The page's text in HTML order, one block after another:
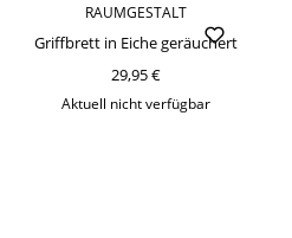
RAUMGESTALT
Griffbrett in Eiche geräuchert
29,95 €
Aktuell nicht verfügbar